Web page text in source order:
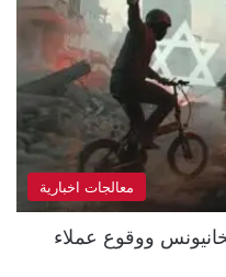
معالجات اخبارية
ووقوع عملاء